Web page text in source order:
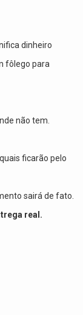
dinheiro
fôlego para
não tem.
ficarão pelo
sairá de fato.
real.